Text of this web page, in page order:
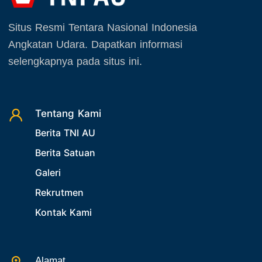
30. Organisasi TNI
31. SPAM
34. Agenda Kabupaten/Kota
35. Gangguan bandara
36. Kecelakaan pesawat TNI
37. Kecelakaan pesawat swasta
38. Bencana Alam
39. Gangguan KAMTIBMAS
Oktober 2025
November 2025
Situs Resmi Tentara Nasional Indonesia
Angkatan Udara. Dapatkan informasi
selengkapnya pada situs ini.
Tentang Kami
Berita TNI AU
Berita Satuan
Galeri
Rekrutmen
Kontak Kami